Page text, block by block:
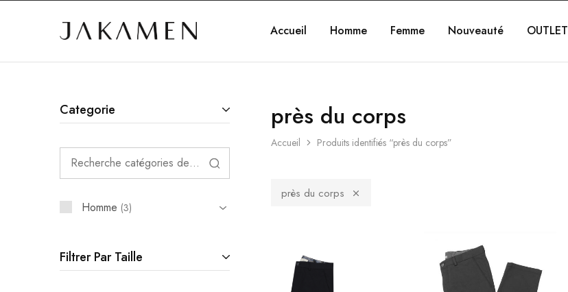
Jakamen Accueil Homme Femme Nouveauté OUTLET
près du corps
Accueil Produits identifiés “près du corps”
près du corps
Categorie
Homme 3
Filtrer Par Taille